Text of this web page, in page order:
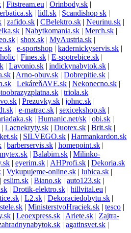
| Fitstream.eu | Orinbody.sk |
| lidl.sk | Scandishop sk |
| zafido.sk | CBelektro.sk | Neurinu.sk |
| Nabytkomania.sk | Merch.sk |
| shox.sk | MyAustria.sk |
| e-sportshop | kadernickyservis.sk |
| Fines.sk | E-spotrebice.sk |
| Lavonio.sk | indickynabytok.sk |
| Arno-obuv.sk | Dobrepitie.sk |
| LekáreňAVE.sk | Nekonecno.sk |
| triola.sk |
| Prezuvky.sk | johnc.sk |
| e-matrac.sk | sexicekshop.sk |
| Humanic.net/sk | obi.sk |
| Lacnekryty.sk | Duotex.sk | Brit.sk |
| SILVEGO.sk | Harmankardon.sk
| barberservis.sk | homepoint.sk |
| Balabim.sk | Milinko-
| eyerim.sk | AHProfi.sk | Dekoria.sk
| Vykupujeme-online.sk | lubica.sk |
| eslim.sk | Biano.sk | auto123.sk |
| Drotik-elektro.sk | hillvital.eu |
| L2.sk | Dekoraciedobytu.sk |
| MinisterstvoHraciek.sk | tesco |
| Leoexpress.sk | Ariete.sk | Zajtra-
| agatinsvet.sk |